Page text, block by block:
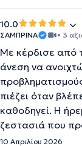
10.0
ΣΑΜΠΡΙΝΑ • 3
Με κέρδισε από
άνεση να
πιέζει όταν
καθοδηγεί. Η
ζεστασιά που
10 Απριλίου 2026